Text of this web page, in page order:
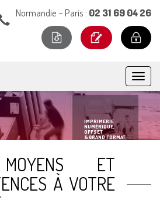
Normandie – Paris : 02 31 69 04 26
IMPRIMERIE
NUMÉRIQUE,
OFFSET
& GRAND FORMAT
ET
À VOTRE